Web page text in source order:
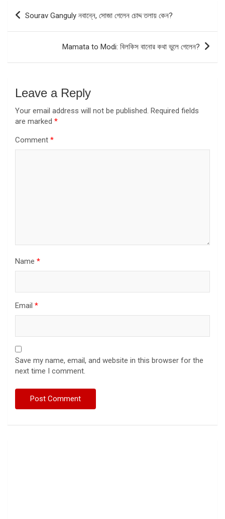
Post
navigation
Sourav Ganguly নবান্নে, সোজা গেলেন চোদ্দ তলায় কেন?
Mamata to Modi: বিলকিস বানোর কথা ভুলে গেলেন?
Leave a Reply
Your email address will not be published. Required fields
are marked *
Comment *
Name *
Email *
Save my name, email, and website in this browser for the
next time I comment.